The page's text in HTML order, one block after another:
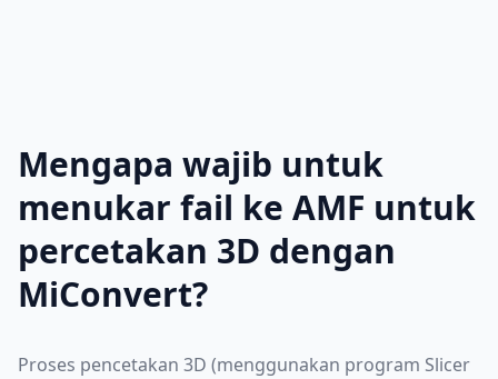
Mengapa wajib untuk
menukar fail ke AMF untuk
percetakan 3D dengan
MiConvert?
Proses pencetakan 3D (menggunakan program Slicer